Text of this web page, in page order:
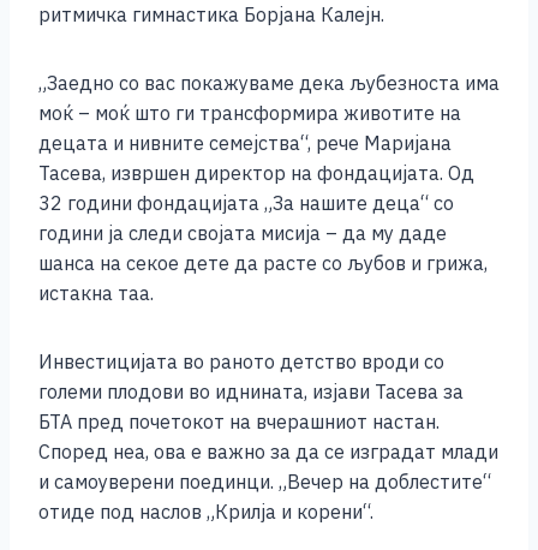
ритмичка гимнастика Борјана Калејн.
„Заедно со вас покажуваме дека љубезноста има
моќ – моќ што ги трансформира животите на
децата и нивните семејства“, рече Маријана
Тасева, извршен директор на фондацијата. Од
32 години фондацијата „За нашите деца“ со
години ја следи својата мисија – да му даде
шанса на секое дете да расте со љубов и грижа,
истакна таа.
Инвестицијата во раното детство вроди со
големи плодови во иднината, изјави Тасева за
БТА пред почетокот на вчерашниот настан.
Според неа, ова е важно за да се изградат млади
и самоуверени поединци. „Вечер на доблестите“
отиде под наслов „Крилја и корени“.